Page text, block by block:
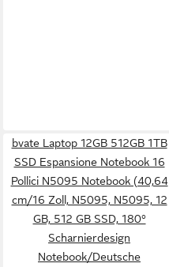
bvate Laptop 12GB 512GB 1TB
SSD Espansione Notebook 16
Pollici N5095 Notebook (40,64
cm/16 Zoll, N5095, N5095, 12
GB, 512 GB SSD, 180°
Scharnierdesign
Notebook/Deutsche